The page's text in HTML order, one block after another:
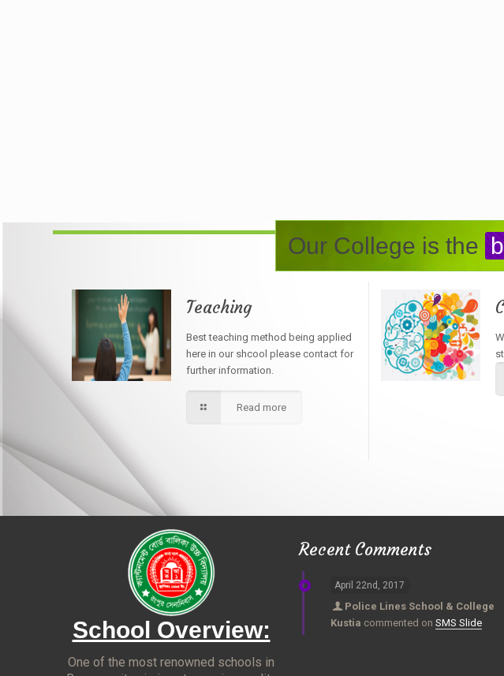
Our College is the
Teaching
Best teaching method being applied
here in our shcool please contact for
further information.
Read more
School Overview:
One of the most renowned schools in
Recent Comments
April 22nd, 2017
Police Lines School & College
Kustia commented on SMS Slide